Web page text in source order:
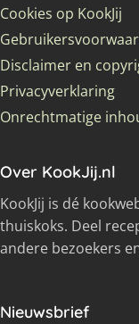
Cookies op KookJij
Disclaimer en
Privacyverklaring
Onrechtmatige
Over KookJij.nl
KookJij is dé
thuiskoks. Deel
andere bezoekers
Nieuwsbrief